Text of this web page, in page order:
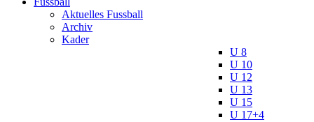
Aktuelles Fussball
Archiv
Kader
U 8
U 10
U 12
U 13
U 15
U 17+4